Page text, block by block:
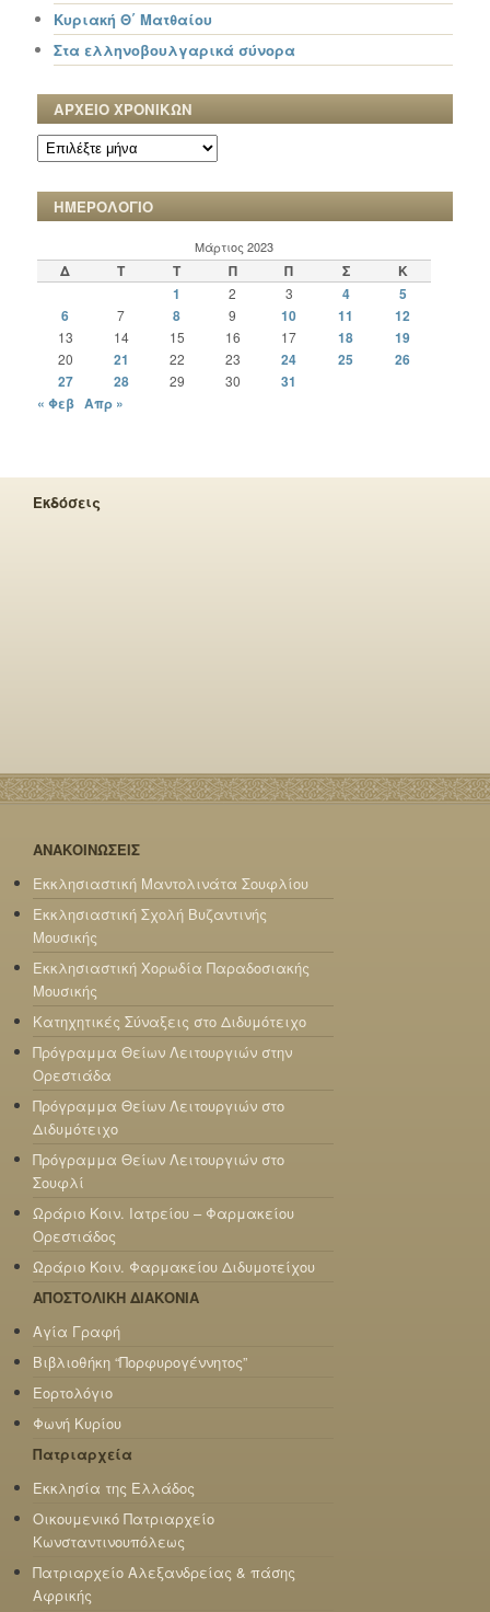
Κυριακή Θ΄ Ματθαίου
Στα ελληνοβουλγαρικά σύνορα
ΑΡΧΕΙΟ ΧΡΟΝΙΚΩΝ
ΑΡΧΕΙΟ
ΧΡΟΝΙΚΩΝ
ΗΜΕΡΟΛΟΓΙΟ
Μάρτιος 2023
Δ Τ Τ Π Π Σ
Κ
1
2 3 4
5
6
7 8 9 10 11 12
13 14 15 16 17 18 19
20 21 22 23 24 25
26
27
28 29 30
31
« Φεβ Απρ »
Εκδόσεις
ΑΝΑΚΟΙΝΩΣΕΙΣ
Εκκλησιαστική Μαντολινάτα Σουφλίου
Εκκλησιαστική Σχολή Βυζαντινής
Μουσικής
Εκκλησιαστική Χορωδία Παραδοσιακής
Μουσικής
Κατηχητικές Σύναξεις στο Διδυμότειχο
Πρόγραμμα Θείων Λειτουργιών στην
Ορεστιάδα
Πρόγραμμα Θείων Λειτουργιών στο
Διδυμότειχο
Πρόγραμμα Θείων Λειτουργιών στο
Σουφλί
Ωράριο Κοιν. Ιατρείου – Φαρμακείου
Ορεστιάδος
Ωράριο Κοιν. Φαρμακείου Διδυμοτείχου
ΑΠΟΣΤΟΛΙΚΗ ΔΙΑΚΟΝΙΑ
Αγία Γραφή
Βιβλιοθήκη “Πορφυρογέννητος”
Εορτολόγιο
Φωνή Κυρίου
Πατριαρχεία
Εκκλησία της Ελλάδος
Οικουμενικό Πατριαρχείο
Κωνσταντινουπόλεως
Πατριαρχείο Αλεξανδρείας & πάσης
Αφρικής